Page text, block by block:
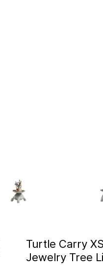
Turtle Carry
Jewelry Tree